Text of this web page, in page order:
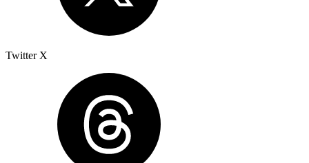
Twitter X